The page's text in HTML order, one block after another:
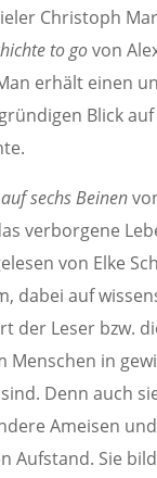
Christoph
to govon
erhält einen
Blick auf
sechs Beinen
verborgene
von Elke
dabei auf
der Leser bzw.
Menschen in
Denn auch
Ameisen
Aufstand. Sie